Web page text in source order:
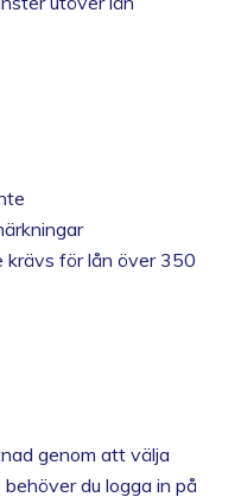
krävs för lån över 350
genom att välja
du logga in på